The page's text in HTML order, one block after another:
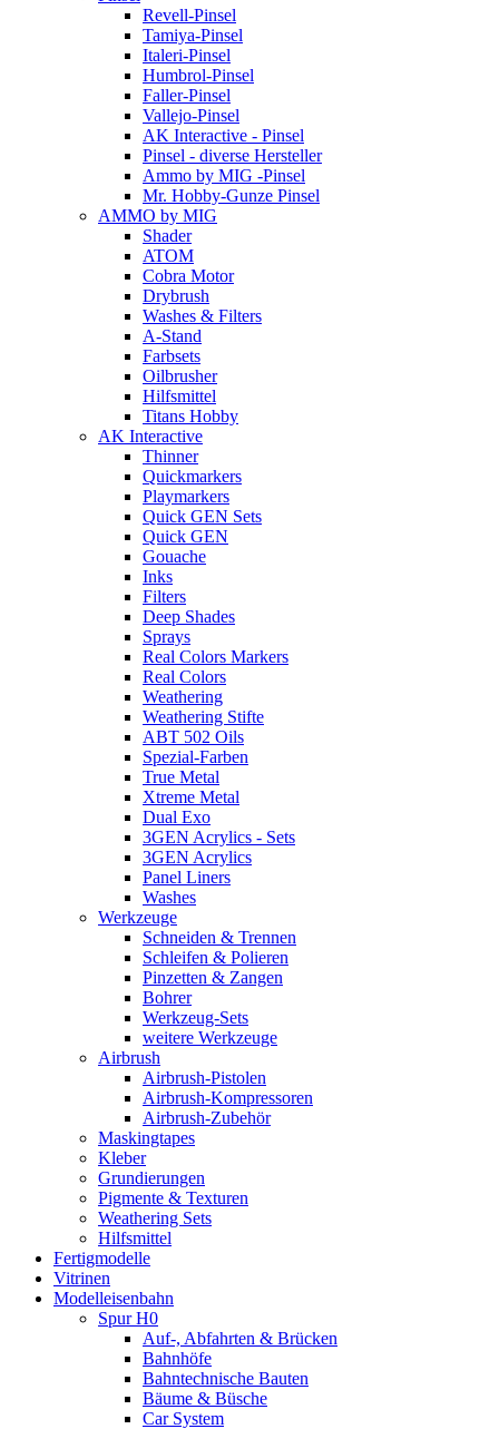
Revell-Pinsel
Tamiya-Pinsel
Italeri-Pinsel
Humbrol-Pinsel
Faller-Pinsel
Vallejo-Pinsel
AK Interactive - Pinsel
Pinsel - diverse Hersteller
Ammo by MIG -Pinsel
Mr. Hobby-Gunze Pinsel
AMMO by MIG
Shader
ATOM
Cobra Motor
Drybrush
Washes & Filters
A-Stand
Farbsets
Oilbrusher
Hilfsmittel
Titans Hobby
AK Interactive
Thinner
Quickmarkers
Playmarkers
Quick GEN Sets
Quick GEN
Gouache
Inks
Filters
Deep Shades
Sprays
Real Colors Markers
Real Colors
Weathering
Weathering Stifte
ABT 502 Oils
Spezial-Farben
True Metal
Xtreme Metal
Dual Exo
3GEN Acrylics - Sets
3GEN Acrylics
Panel Liners
Washes
Werkzeuge
Schneiden & Trennen
Schleifen & Polieren
Pinzetten & Zangen
Bohrer
Werkzeug-Sets
weitere Werkzeuge
Airbrush
Airbrush-Pistolen
Airbrush-Kompressoren
Airbrush-Zubehör
Maskingtapes
Kleber
Grundierungen
Pigmente & Texturen
Weathering Sets
Hilfsmittel
Fertigmodelle
Vitrinen
Modelleisenbahn
Spur H0
Auf-, Abfahrten & Brücken
Bahnhöfe
Bahntechnische Bauten
Bäume & Büsche
Car System